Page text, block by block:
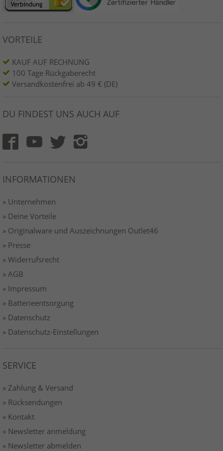
VORTEILE
KAUF AUF RECHNUNG
100 Tage Rückgaberecht
Versandkostenfrei ab 49 € (DE)
DU FINDEST UNS AUCH AUF
INFORMATIONEN
» Unternehmen
» Deine Vorteile
» Originalware und Auszeichnungen Outlet46
» Presse
» Widerrufsrecht
» AGB
» Impressum
» Batterieentsorgung
» Datenschutz
» Datenschutz-Einstellungen
SERVICE
» Zahlung & Versand
» Rücksendungen
» Kontakt
» Newsletter anmeldung
» Newsletter abmelden